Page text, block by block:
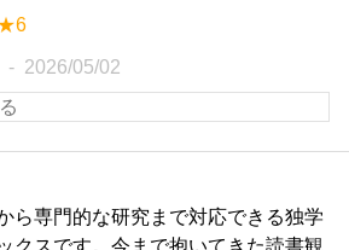
2026/05/02
ら専門的な研究まで対応できる独学
クスです。今まで抱いてきた読書観